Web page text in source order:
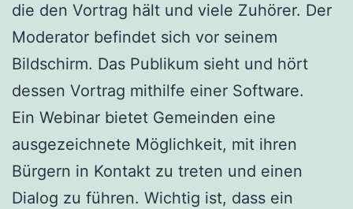
die den Vortrag hält und viele Zuhörer. Der
Moderator befindet sich vor seinem
Bildschirm. Das Publikum sieht und hört
dessen Vortrag mithilfe einer Software.
Ein Webinar bietet Gemeinden eine
ausgezeichnete Möglichkeit, mit ihren
Bürgern in Kontakt zu treten und einen
Dialog zu führen. Wichtig ist, dass ein